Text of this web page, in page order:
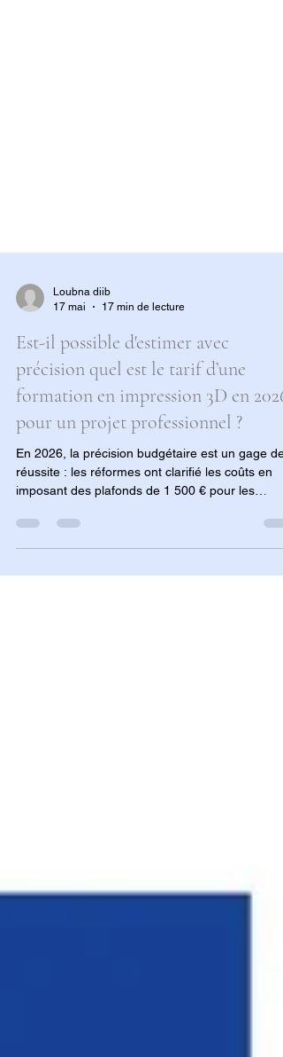
17 mai
17 min de lecture
Est-il possible d'estimer avec
précision quel est le tarif d’une
formation en impression 3D en 2026
pour un projet professionnel ?
En 2026, la précision budgétaire est un gage de
imposant des plafonds de 1 500 € pour les
compétences internes, cette transparence